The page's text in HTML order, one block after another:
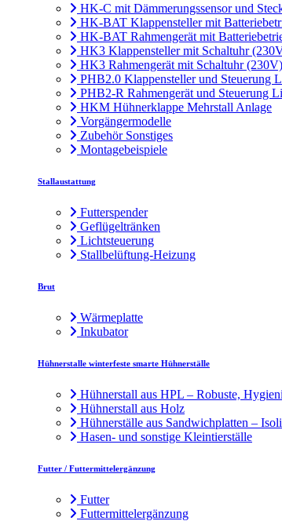
HK-C mit Dämmerungssensor und
HK-BAT Klappensteller mit
HK-BAT Rahmengerät mit
HK3 Klappensteller mit Schaltuhr
HK3 Rahmengerät mit Schaltuhr (230V)
PHB2.0 Klappensteller und Steuerung
PHB2-R Rahmengerät und Steuerung
HKM Hühnerklappe Mehrstall Anlage
Vorgängermodelle
Zubehör Sonstiges
Montagebeispiele
Stallaustattung
Futterspender
Geflügeltränken
Lichtsteuerung
Stallbelüftung-Heizung
Brut
Wärmeplatte
Inkubator
Hühnerstalle winterfeste smarte Hühnerställe
Hühnerstall aus HPL – Robuste,
Hühnerstall aus Holz
Hühnerställe aus Sandwichplatten –
Hasen- und sonstige Kleintierställe
Futter / Futtermittelergänzung
Futter
Futtermittelergänzung